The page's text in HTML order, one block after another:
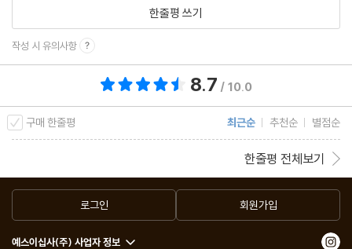
는 그 일에 대해서 말하고 싶어하지 않았고, 그의 삶에서 일 이외에
다른 주제는 존재하지 않았다. 그리고 나 역시 나만의 삶을 살고 있
었다. 내 일은 과학 조사 작업은 아니었다. 나는 의대를 그만두었지
만, 그는 의사로서의 경력을 추구했다. 나는 의대 중퇴를 부끄럽게
여기지 않는다. 그 일은 부끄러워할 만한 일이 아니다. 나는 단순히
시체를 깎는 지저분한 일에 적응하지 못한 것뿐이다. 나는 그 일을
싫어했고, 그 일을 하고 싶지 않았다. 그리고 강제로 하게 되는 경우,
나는 아주 형편 없는 결과물을 냈다.
따라서 나는 여러 개의 학위를 가지고 있지 않았다. 하지만 미국 상
한줄평 쓰기
작성 시 유의사항
8.7 / 10.0
구매 한줄평 최근순 추천순 별점순
한줄평 전체보기
로그인 회원가입
예스이십사(주) 사업자 정보